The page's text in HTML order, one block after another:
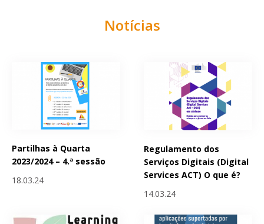
Notícias
Partilhas à Quarta
2023/2024 – 4.ª sessão
18.03.24
Regulamento dos
Serviços Digitais (Digital
Services ACT) O que é?
14.03.24
Páginas